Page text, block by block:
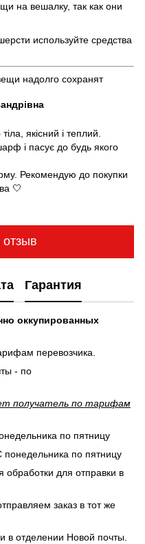
на вешалку, так как они
используйте средства
надолго сохранят
якісний і теплий.
і пасує до будь якого
Рекомендую до покупки
🤍
отзыв
Гарантия
оккупированных
перевозчика.
- по
получатель по тарифам
по пятницу
по пятницу
для отправки в
заказ в тот же
в отделении Новой почты.